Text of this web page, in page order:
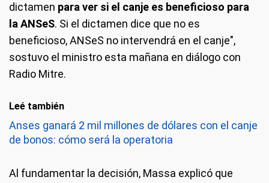
dictamen para ver si el canje es beneficioso para
la ANSeS. Si el dictamen dice que no es
beneficioso, ANSeS no intervendrá en el canje",
sostuvo el ministro esta mañana en diálogo con
Radio Mitre.
Leé también
Anses ganará 2 mil millones de dólares con el canje
de bonos: cómo será la operatoria
Al fundamentar la decisión, Massa explicó que